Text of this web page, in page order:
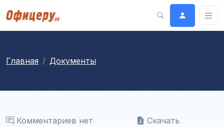
Главная Документы
Комментариев нет Скачать